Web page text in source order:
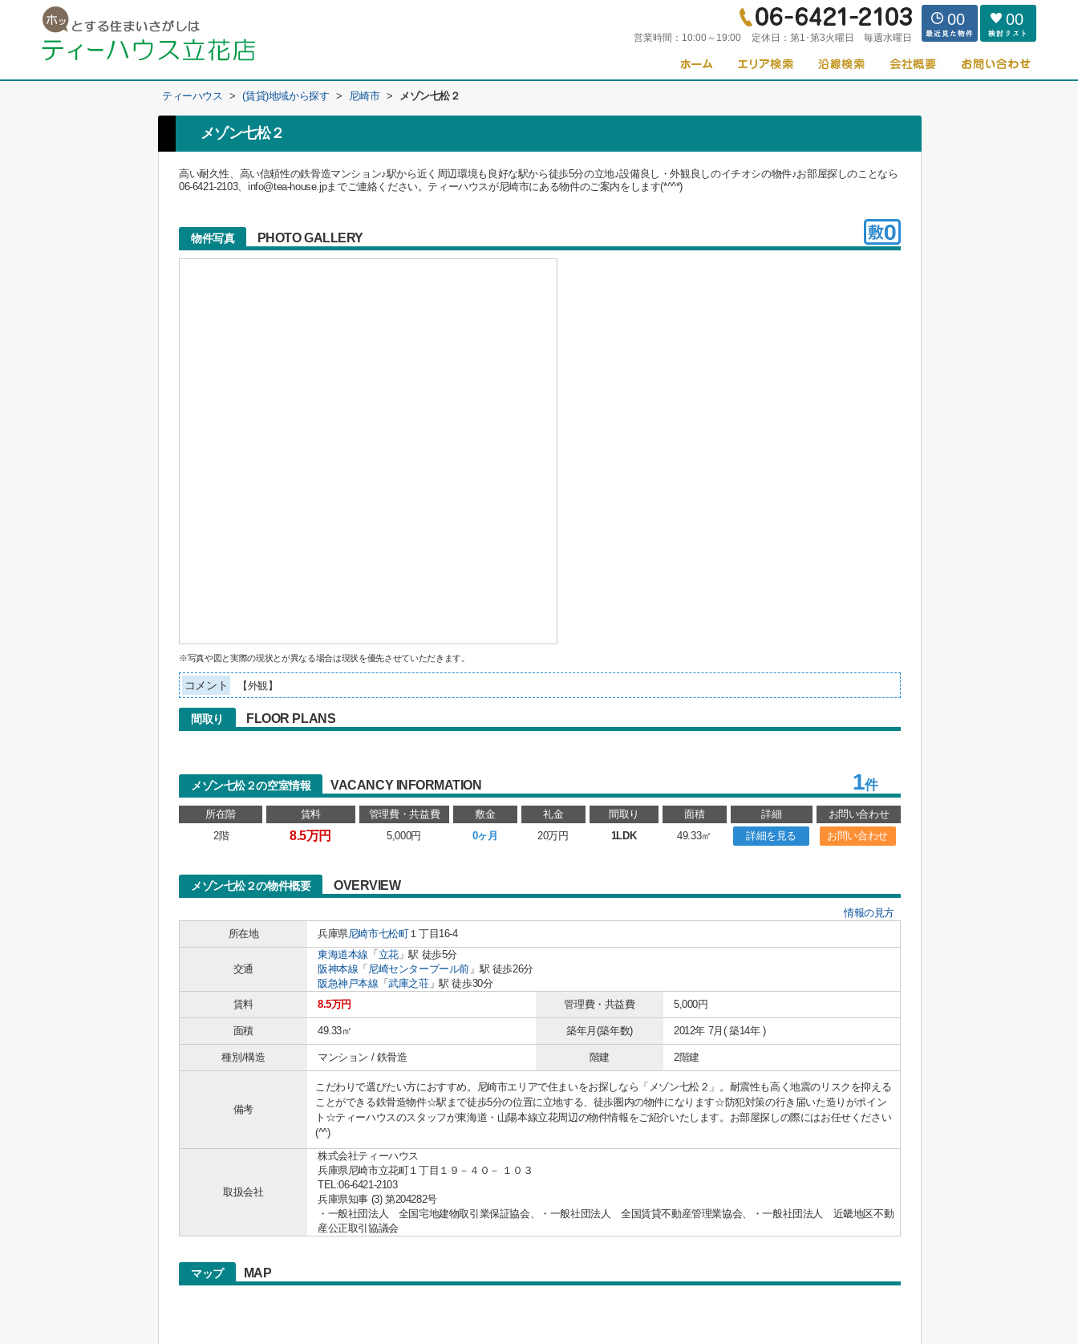
営業時間： 10:00～19:00 定休日： 第1･第3火曜日 毎週水曜日
00 00
ティーハウス > (賃貸)地域から探す > 尼崎市 > メゾン七松２
メゾン七松２
高い耐久性、高い信頼性の鉄骨造マンション♪駅から近く周辺環境も良好な駅から徒歩5分の立地♪設備良し・外観良しのイチオシの物件♪お部屋探しのことなら
06-6421-2103、info@tea-house.jpまでご連絡ください。ティーハウスが尼崎市にある物件のご案内をします(*^^*)
物件写真 PHOTO GALLERY
※写真や図と実際の現状とが異なる場合は現状を優先させていただきます。
コメント 【外観】
間取り FLOOR PLANS
メゾン七松２の空室情報 VACANCY INFORMATION 1件
所在階 賃料 管理費・共益費 敷金 礼金 間取り 面積 詳細
お問い合わせ
2階
8.5万円 5,000円 0ヶ月 20万円 1LDK 49.33㎡ 詳細を見る お問い合わせ
メゾン七松２の物件概要 OVERVIEW
情報の見方
所在地
兵庫県尼崎市七松町１丁目16-4
交通
東海道本線 「 立花」駅 徒歩5分
阪神本線 「 尼崎センタープール前 」駅 徒歩26分
阪急神戸本線 「武庫之荘」駅 徒歩30分
賃料
8.5万円 管理費・共益費 5,000円
面積 49.33㎡ 築年月(築年数) 2012年 7月( 築14年 )
種別/構造 マンション / 鉄骨造 階建 2階建
備考
こだわりで選びたい方におすすめ。尼崎市エリアで住まいをお探しなら「メゾン七松２」。耐震性も高く地震のリスクを抑える
ことができる鉄骨造物件☆駅まで徒歩5分の位置に立地する、徒歩圏内の物件になります☆防犯対策の行き届いた造りがポイン
ト☆ティーハウスのスタッフが東海道・山陽本線立花周辺の物件情報をご紹介いたします。お部屋探しの際にはお任せください
(^^)
取扱会社
株式会社ティーハウス
兵庫県尼崎市立花町１丁目１９－４０－ １０３
TEL:06-6421-2103
兵庫県知事 (3) 第204282号
・一般社団法人 全国宅地建物取引業保証協会、・一般社団法人 全国賃貸不動産管理業協会、・一般社団法人 近畿地区不動
産公正取引協議会
マップ MAP